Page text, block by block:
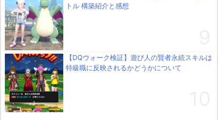
トル 構築紹介と感想
【DQウォーク検証】遊び人の賢者永続スキルは
特級職に反映されるかどうかについて